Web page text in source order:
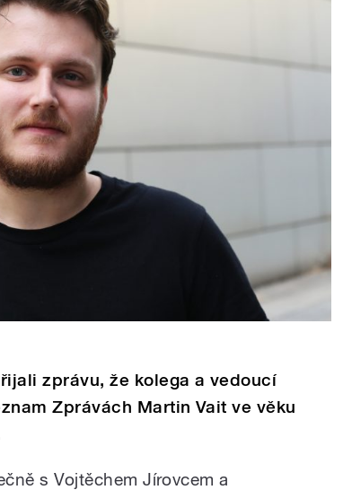
zprávu, že kolega a vedoucí
Zprávách Martin Vait ve věku
s Vojtěchem Jírovcem a